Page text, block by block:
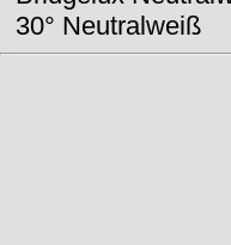
30° Neutralweiß